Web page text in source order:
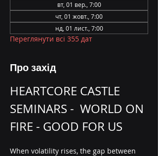
вт, 01 вер., 7:00
чт, 01 жовт., 7:00
нд, 01 лист., 7:00
Переглянути всі 355 дат
Про захід
HEARTCORE CASTLE
SEMINARS -  WORLD ON
FIRE - GOOD FOR US
When volatility rises, the gap between